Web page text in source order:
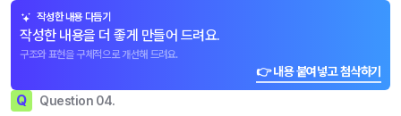
작성한 내용 다듬기
작성한 내용을 더 좋게 만들어 드려요.
구조와 표현을 구체적으로 개선해 드려요.
👉 내용 붙여넣고 첨삭하기
Q Question 04.